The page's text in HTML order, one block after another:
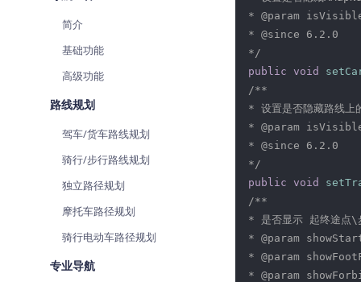
智能硬件定位
通过基站、Wifi获取位置信息
简介
基础功能
高级功能
路线规划
驾车/货车路线规划
骑行/步行路线规划
独立路径规划
摩托车路径规划
骑行电动车路径规划
专业导航
* @param isVisible
* @since 6.2.0
*/
public void
/**
* 设置是否隐藏路线上
* @param
* @since 6.2.0
*/
public void
/**
* 是否显示 起终途点\
* @param
* @param
* @param